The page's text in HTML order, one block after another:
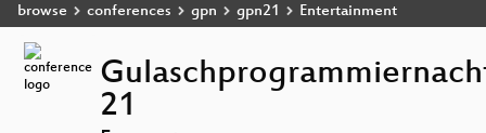
browse conferences gpn gpn21 Entertainment
21